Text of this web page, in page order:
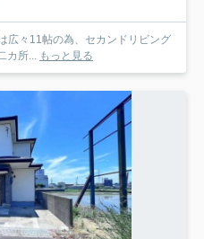
々11帖の為、セカンドリビング
カ所...
もっと見る